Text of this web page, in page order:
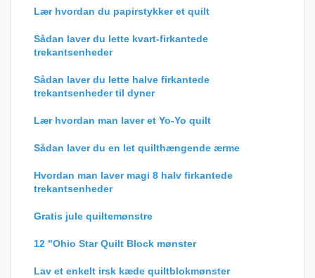
Lær hvordan du papirstykker et quilt
Sådan laver du lette kvart-firkantede
trekantsenheder
Sådan laver du lette halve firkantede
trekantsenheder til dyner
Lær hvordan man laver et Yo-Yo quilt
Sådan laver du en let quilthængende ærme
Hvordan man laver magi 8 halv firkantede
trekantsenheder
Gratis jule quiltemønstre
12 "Ohio Star Quilt Block mønster
Lav et enkelt irsk kæde quiltblokmønster